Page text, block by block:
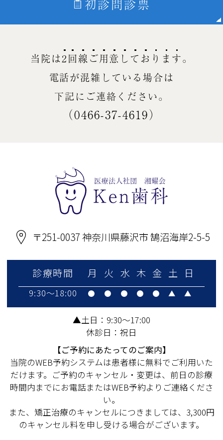
初診問診票
当院は2回線ご用意 し てお り ま す。
電話が混雑している場合は
下記にご連絡ください。
（0466-37-4619）
〒251-0037 神奈川県藤沢市 鵠沼海岸2-5-5
診療時間 月 火 水 木 金 土 日
9:30～18:00 ● ● ● ● ● ▲ ▲
▲土日：9:30～17:00
休診日：祝日
【ご予約にあたってのご案内】
当院のWEB予約システムは患者様に無料でご利用いた
だけます。ご予約のキャンセル・変更は、前日の診療
時間内までにお電話またはWEB予約よりご連絡くださ
い。
また、矯正治療のキャンセルにつきましては、3,300円
のキャンセル料を申し受ける場合がございます。